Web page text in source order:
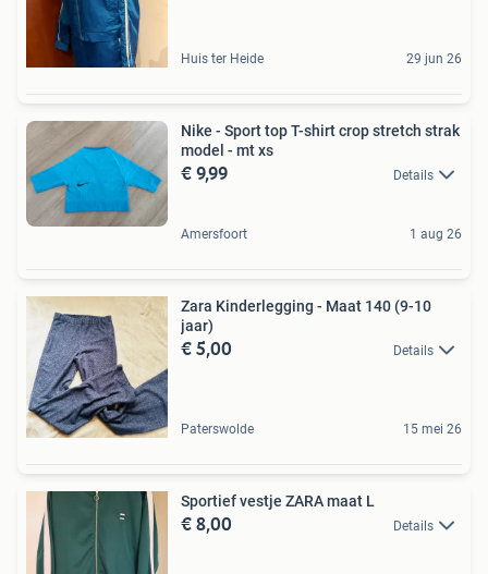
Huis ter Heide 29 jun 26
Nike - Sport top T-shirt crop stretch strak
model - mt xs
€ 9,99 Details
Amersfoort 1 aug 26
Zara Kinderlegging - Maat 140 (9-10
jaar)
€ 5,00 Details
Paterswolde 15 mei 26
Sportief vestje ZARA maat L
€ 8,00 Details